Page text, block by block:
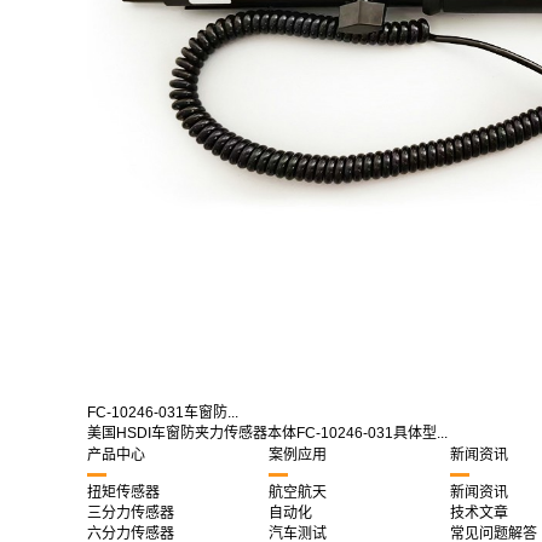
FC-10246-031车窗防...
美国HSDI车窗防夹力传感器本体FC-10246-031具体型...
产品中心
扭矩传感器
三分力传感器
六分力传感器
案例应用
航空航天
自动化
汽车测试
新闻资讯
新闻资讯
技术文章
常见问题解答